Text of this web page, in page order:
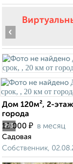
2/3
‹
Дом 120м², 2-
города
12 000 ₽ в месяц
Садовая
Собственник,